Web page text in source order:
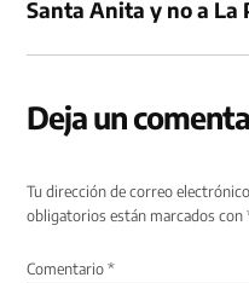
Santa Anita y no a La
Deja un
Tu dirección de correo
obligatorios están marcados con
Comentario*